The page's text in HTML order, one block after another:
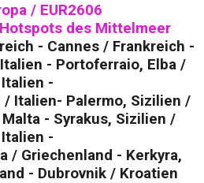
/ EUR2606
des Mittelmeer
- Cannes / Frankreich -
- Portoferraio, Elba /
Italien -
/ Italien- Palermo, Sizilien /
- Syrakus, Sizilien /
Italien -
/ Griechenland - Kerkyra,
- Dubrovnik / Kroatien